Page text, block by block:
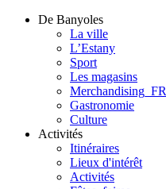
De Banyoles
La ville
L’Estany
Sport
Les magasins
Merchandising_FR
Gastronomie
Culture
Activités
Itinéraires
Lieux d'intérêt
Activités